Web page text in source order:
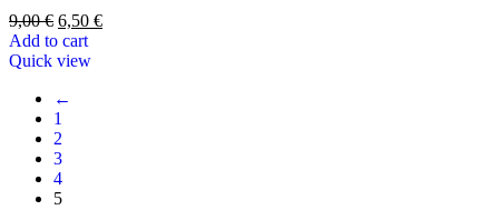
9,00€ 6,50 €
Add to cart
Quick view
←
1
2
3
4
5